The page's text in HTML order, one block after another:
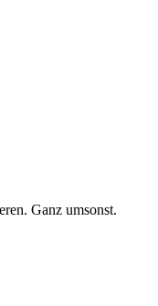
Ganz umsonst.